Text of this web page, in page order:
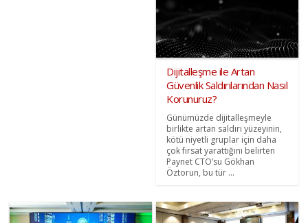
Dijitalleşme ile Artan
Güvenlik Saldırılarından Nasıl
Korunuruz?
Günümüzde dijitalleşmeyle
birlikte artan saldırı yüzeyinin,
kötü niyetli gruplar için daha
çok fırsat yarattığını belirten
Paynet CTO’su Gökhan
Öztorun, bu tür ...